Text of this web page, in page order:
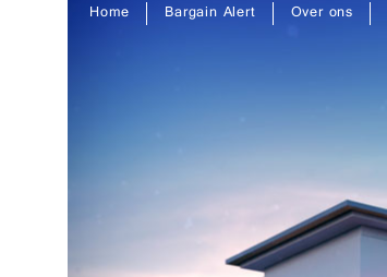
Home Bargain Alert Over ons